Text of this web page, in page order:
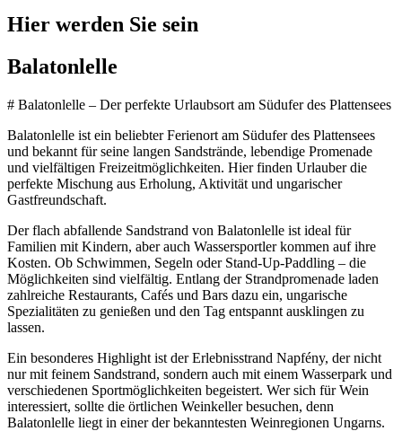
Hier werden Sie sein
Balatonlelle
# Balatonlelle – Der perfekte Urlaubsort am Südufer des Plattensees
Balatonlelle ist ein beliebter Ferienort am Südufer des Plattensees
und bekannt für seine langen Sandstrände, lebendige Promenade
und vielfältigen Freizeitmöglichkeiten. Hier finden Urlauber die
perfekte Mischung aus Erholung, Aktivität und ungarischer
Gastfreundschaft.
Der flach abfallende Sandstrand von Balatonlelle ist ideal für
Familien mit Kindern, aber auch Wassersportler kommen auf ihre
Kosten. Ob Schwimmen, Segeln oder Stand-Up-Paddling – die
Möglichkeiten sind vielfältig. Entlang der Strandpromenade laden
zahlreiche Restaurants, Cafés und Bars dazu ein, ungarische
Spezialitäten zu genießen und den Tag entspannt ausklingen zu
lassen.
Ein besonderes Highlight ist der Erlebnisstrand Napfény, der nicht
nur mit feinem Sandstrand, sondern auch mit einem Wasserpark und
verschiedenen Sportmöglichkeiten begeistert. Wer sich für Wein
interessiert, sollte die örtlichen Weinkeller besuchen, denn
Balatonlelle liegt in einer der bekanntesten Weinregionen Ungarns.